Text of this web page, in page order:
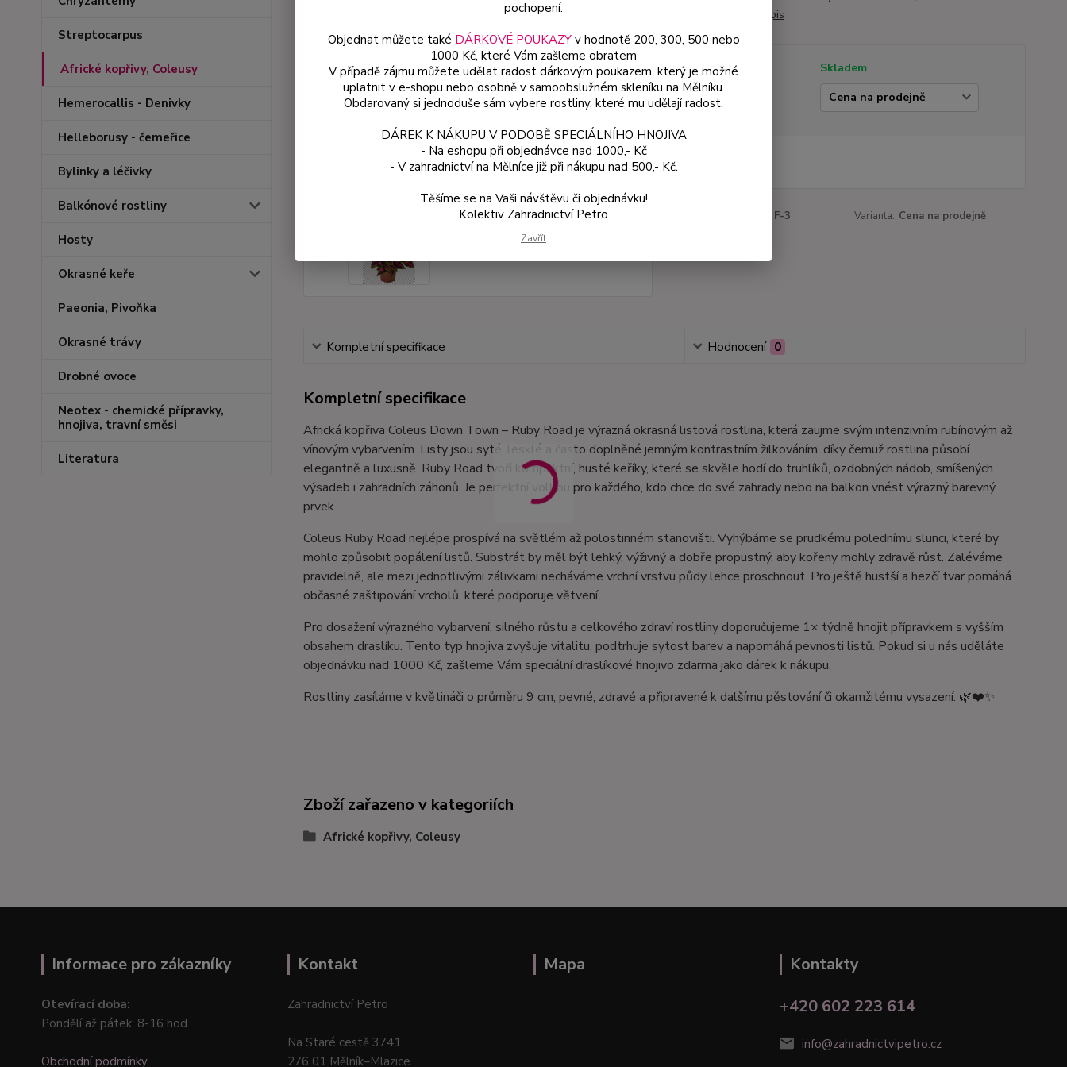
Streptocarpus
Africké kopřivy, Coleusy
Hemerocallis - Denivky
Helleborusy - čemeřice
Bylinky a léčivky
Balkónové rostliny
Hosty
Okrasné keře
Paeonia, Pivoňka
Okrasné trávy
Drobné ovoce
Neotex - chemické přípravky,
hnojiva, travní směsi
Literatura
celý popis
Dostupnost
Skladem
Varianta
153 F-3 Varianta: Cena na prodejně
Kompletní specifikace Hodnocení 0
Kompletní specifikace
Africká kopřiva Coleus Down Town – Ruby Road je výrazná okrasná listová rostlina, která zaujme svým intenzivním rubínovým až
vínovým vybarvením. Listy jsou syté, lesklé a často doplněné jemným kontrastním žilkováním, díky čemuž rostlina působí
elegantně a luxusně. Ruby Road tvoří kompaktní, husté keříky, které se skvěle hodí do truhlíků, ozdobných nádob, smíšených
výsadeb i zahradních záhonů. Je perfektní volbou pro každého, kdo chce do své zahrady nebo na balkon vnést výrazný barevný
prvek.
Coleus Ruby Road nejlépe prospívá na světlém až polostinném stanovišti. Vyhýbáme se prudkému polednímu slunci, které by
mohlo způsobit popálení listů. Substrát by měl být lehký, výživný a dobře propustný, aby kořeny mohly zdravě růst. Zaléváme
pravidelně, ale mezi jednotlivými zálivkami necháváme vrchní vrstvu půdy lehce proschnout. Pro ještě hustší a hezčí tvar pomáhá
občasné zaštipování vrcholů, které podporuje větvení.
Pro dosažení výrazného vybarvení, silného růstu a celkového zdraví rostliny doporučujeme 1× týdně hnojit přípravkem s vyšším
obsahem draslíku. Tento typ hnojiva zvyšuje vitalitu, podtrhuje sytost barev a napomáhá pevnosti listů. Pokud si u nás uděláte
objednávku nad 1000 Kč, zašleme Vám speciální draslíkové hnojivo zdarma jako dárek k nákupu.
Rostliny zasíláme v květináči o průměru 9 cm, pevné, zdravé a připravené k dalšímu pěstování či okamžitému vysazení. 🌿❤️✨
Zboží zařazeno v kategoriích
Africké kopřivy, Coleusy
Informace pro zákazníky
Otevírací doba:
Pondělí až pátek: 8-16 hod.
Obchodní podmínky
Kontakt
Zahradnictví Petro
Na Staré cestě 3741
276 01 Mělník–Mlazice
Mapa
Kontakty
+420 602 223 614
info@zahradnictvipetro.cz
pochopení.
Objednat můžete také DÁRKOVÉ POUKAZYv hodnotě 200, 300, 500 nebo
1000 Kč, které Vám zašleme obratem
V případě zájmu můžete udělat radost dárkovým poukazem, který je možné
uplatnit v e-shopu nebo osobně v samoobslužném skleníku na Mělníku.
Obdarovaný si jednoduše sám vybere rostliny, které mu udělají radost.
DÁREK K NÁKUPU V PODOBĚ SPECIÁLNÍHO HNOJIVA
- Na eshopu při objednávce nad 1000,- Kč
- V zahradnictví na Mělníce již při nákupu nad 500,- Kč.
Těšíme se na Vaši návštěvu či objednávku!
Kolektiv Zahradnictví Petro
Zavřít